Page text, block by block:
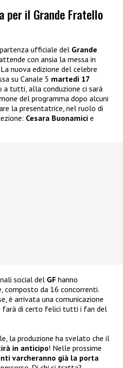
per il Grande Fratello
ufficiale del Grande
con ansia la messa in
nuova edizione del celebre
su Canale 5 martedì 17
a tutti, alla conduzione ci sarà
del programma dopo alcuni
la presentatrice, nel ruolo di
Cesara Buonamici e
social del GF hanno
composto da 16 concorrenti.
è arrivata una comunicazione
di certo felici tutti i fan del
la produzione ha svelato che il
in anticipo! Nelle prossime
varcheranno già la porta